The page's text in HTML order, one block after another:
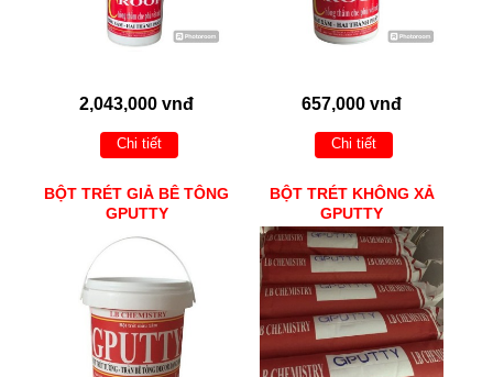
2,043,000 vnđ
Chi tiết
657,000 vnđ
Chi tiết
BỘT TRÉT GIẢ BÊ TÔNG
GPUTTY
BỘT TRÉT KHÔNG XẢ
GPUTTY